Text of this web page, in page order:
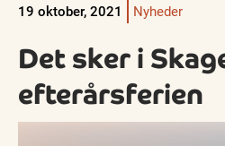
19 oktober, 2021
Nyheder
Det sker i
efterårsferien